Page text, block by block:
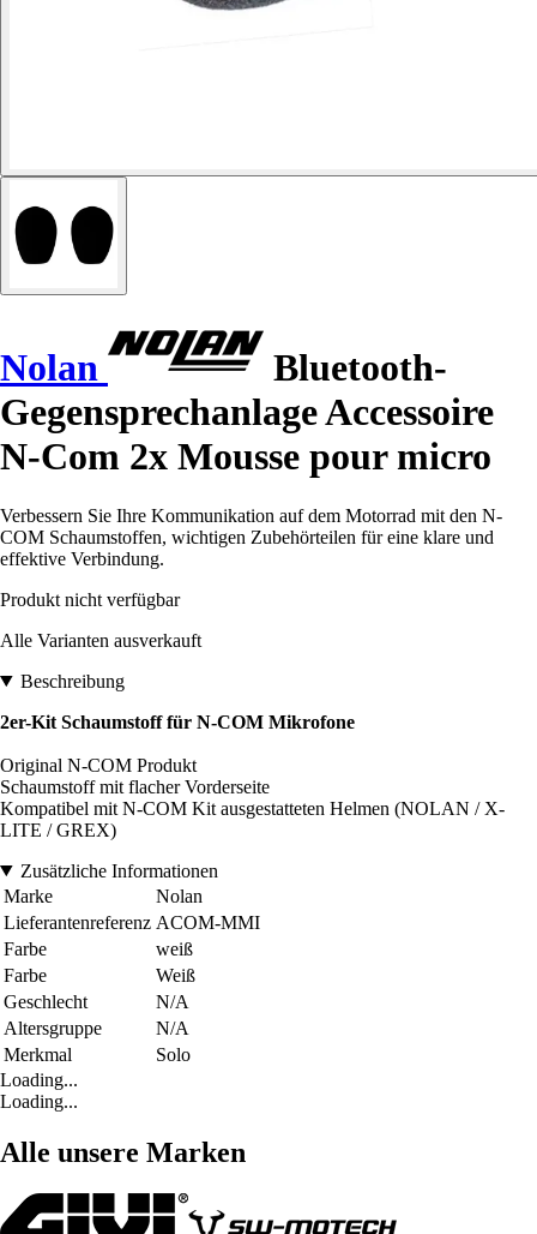
Nolan
Bluetooth-
Gegensprechanlage Accessoire
N-Com 2x Mousse pour micro
Verbessern Sie Ihre Kommunikation auf dem Motorrad mit den N-
COM Schaumstoffen, wichtigen Zubehörteilen für eine klare und
effektive Verbindung.
Produkt nicht verfügbar
Alle Varianten ausverkauft
Beschreibung
2er-Kit Schaumstoff für N-COM Mikrofone
Original N-COM Produkt
Schaumstoff mit flacher Vorderseite
Kompatibel mit N-COM Kit ausgestatteten Helmen (NOLAN / X-
LITE / GREX)
Zusätzliche Informationen
Marke
Nolan
Lieferantenreferenz ACOM-MMI
Farbe
weiß
Farbe
Weiß
Geschlecht
N/A
Altersgruppe
N/A
Merkmal
Solo
Loading...
Loading...
Alle unsere Marken